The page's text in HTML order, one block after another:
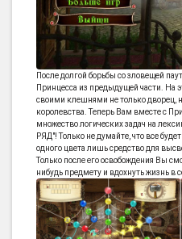
КВЕСТ
КАК СКАЧАТЬ
НОВОСТИ
После долгой борьбы со зловещей
Принцесса из предыдущей части. На
своими клешнями не только дворец,
королевства. Теперь Вам вместе с
множество логических задач на
РЯД"! Только не думайте, что все
одного цвета лишь средство для
Только после его освобождения Вы
нибудь предмету и вдохнуть жизнь в